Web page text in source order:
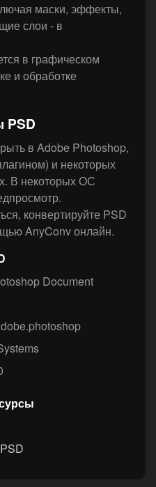
маски, эффекты,
слои - в
в графическом
и обработке
PSD
в Adobe Photoshop,
и некоторых
В некоторых ОС
конвертируйте PSD
AnyConv онлайн.
Document